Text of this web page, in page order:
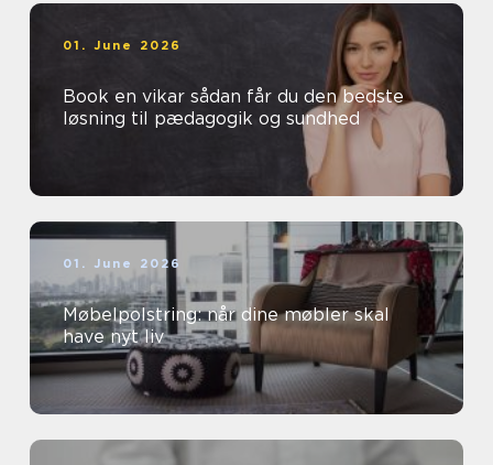
01. June 2026
Book en vikar sådan får du den bedste
løsning til pædagogik og sundhed
01. June 2026
Møbelpolstring: når dine møbler skal
have nyt liv